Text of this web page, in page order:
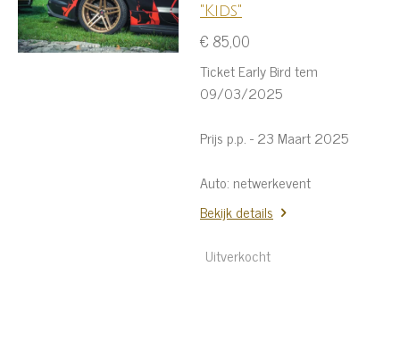
"Kids"
€ 85,00
Ticket Early Bird tem
09/03/2025
Prijs p.p. - 23 Maart 2025
Auto: netwerkevent
Bekijk details
Uitverkocht